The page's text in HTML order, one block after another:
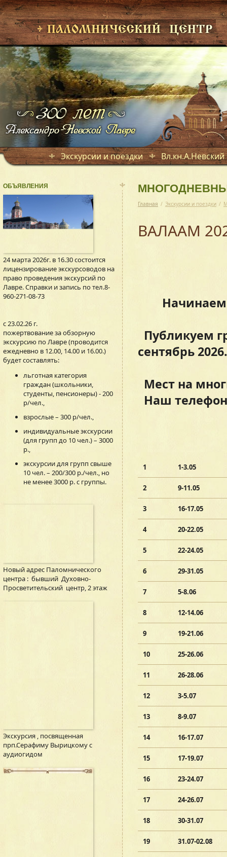
Экскурсии и поездки Вл.кн.А.Невский
ОБЪЯВЛЕНИЯ
24 марта 2026г. в 16.30 состоится
лицензирование экскурсоводов на
право проведения экскурсий по
Лавре. Справки и запись по тел.8-
960-271-08-73
с 23.02.26 г.
пожертвование за обзорную
экскурсию по Лавре (проводится
ежедневно в 12.00, 14.00 и 16.00.)
будет составлять:
льготная категория
граждан (школьники,
студенты, пенсионеры) - 200
р/чел.,
взрослые – 300 р/чел.,
индивидуальные экскурсии
(для групп до 10 чел.) – 3000
р.,
экскурсии для групп свыше
10 чел. – 200/300 р./чел., но
не менее 3000 р. с группы.
Новый адрес Паломнического
центра : бывший Духовно-
Просветительский центр, 2 этаж
Экскурсия , посвященная
прп.Серафиму Вырицкому с
аудиогидом
Главная / Экскурсии и поездки /
ВАЛААМ
Начинаем
Публикуем
сентябрь 2026.
Мест на
Наш телефон
1 1-3.05
2 9-11.05
3 16-17.05
4 20-22.05
5 22-24.05
6 29-31.05
7 5-8.06
8 12-14.06
9 19-21.06
10 25-26.06
11 26-28.06
12 3-5.07
13 8-9.07
14 16-17.07
15 17-19.07
16 23-24.07
17 24-26.07
18 30-31.07
19 31.07-02.08